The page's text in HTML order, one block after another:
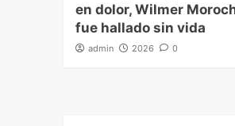
en dolor, Wilmer
fue hallado sin vida
admin 2026 0